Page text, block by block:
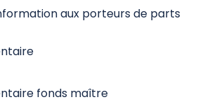
aux porteurs de parts
fonds maître